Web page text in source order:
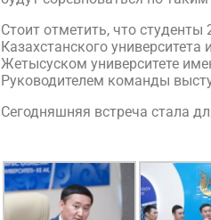
Стоит отметить, что
Казахстанского
Жетысуском университете
Руководителем команды
Сегодняшняя встреча стала